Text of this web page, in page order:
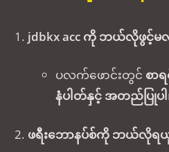
jdbkx acc ကို ဘယ်လိုဖွင့်မ
ပလက်ဖောင်းတွင် စာရ
နံပါတ်နှင့် အတည်ပြုပါ
ဖရီးဘောနပ်စ်ကို ဘယ်လိုရ